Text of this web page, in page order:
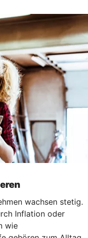
wachsen stetig.
Inflation oder
wie